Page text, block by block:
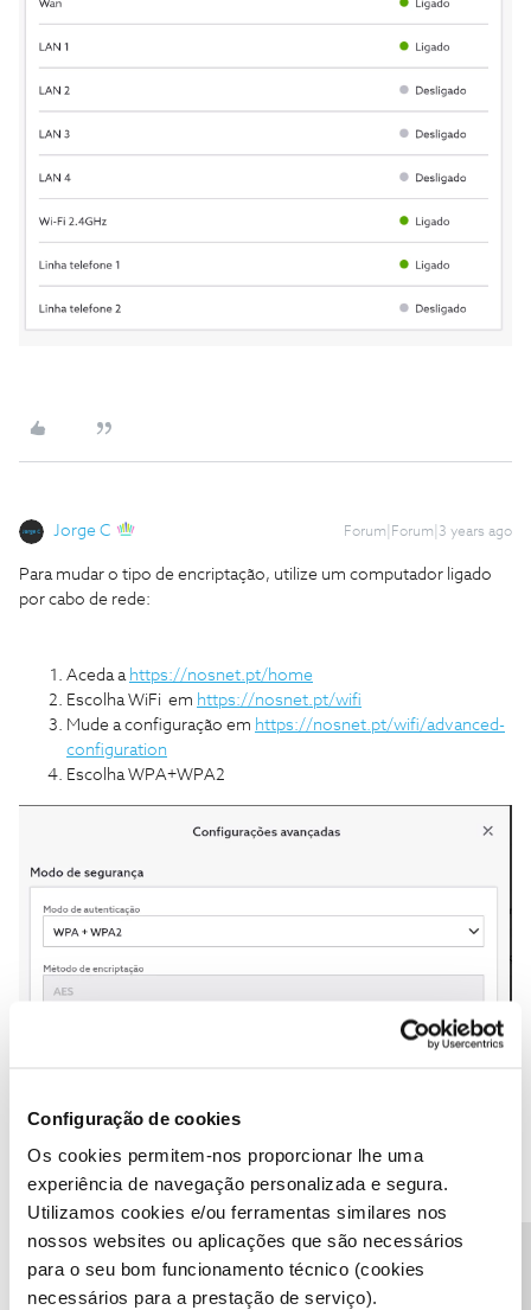
Configuração de cookies
Os cookies permitem-nos proporcionar lhe uma
experiência de navegação personalizada e segura.
Utilizamos cookies e/ou ferramentas similares nos
nossos websites ou aplicações que são necessários
para o seu bom funcionamento técnico (cookies
necessários para a prestação de serviço).
Jorge C Forum|Forum|3 years ago
Para mudar o tipo de encriptação, utilize um computador ligado
por cabo de rede:
Aceda a https://nosnet.pt/home
Escolha WiFi em https://nosnet.pt/wifi
Mude a configuração em https://nosnet.pt/wifi/advanced-
configuration
Escolha WPA+WPA2
Ajude a comunidade do Fórum NOS com “Likes” e “Melhor
Resposta” nas soluções mais úteis. Siga o perfil para acompanhar
dicas, ajuda e novidades do Fórum NOS.
1 pessoa gostou